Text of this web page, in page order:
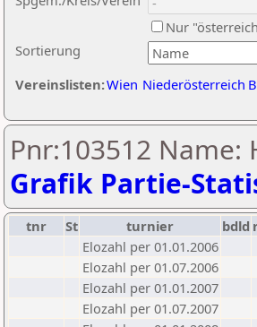
Sortierung
Nur
Vereinslisten:Wien Niederösterreich
Pnr:103512 Name:
Grafik Partie-
tnr St turnier bdld
Elozahl per 01.01.2006
Elozahl per 01.07.2006
Elozahl per 01.01.2007
Elozahl per 01.07.2007